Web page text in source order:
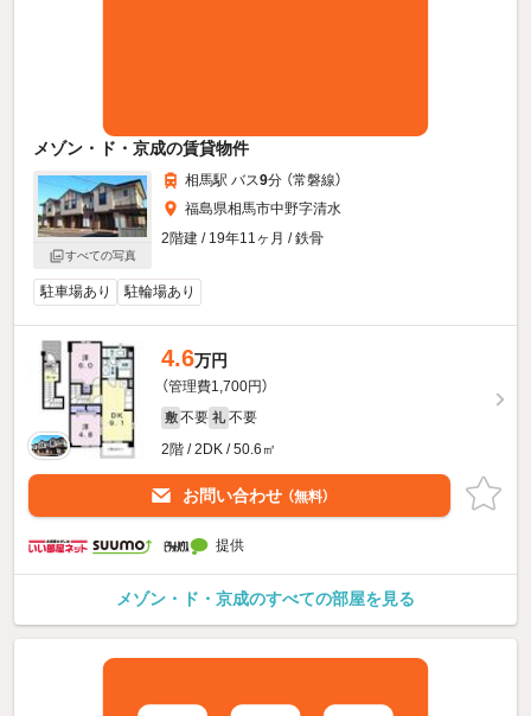
メゾン・ド・京成の賃貸物件
すべての写真
相馬駅 バス9分 （常磐線）
福島県相馬市中野字清水
2階建 / 19年11ヶ月 / 鉄骨
駐車場あり 駐輪場あり
4.6万円
（管理費1,700円）
敷 不要 礼 不要
2階 / 2DK / 50.6㎡
お問い合わせ （無料）
提供
メゾン・ド・京成のすべての部屋を見る